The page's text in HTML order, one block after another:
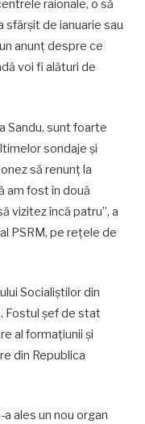
raionale, o să
sfârșit de ianuarie sau
anunț despre ce
voi fi alături de
Sandu, sunt foarte
sondaje și
să renunț la
am fost în două
vizitez încă patru”, a
PSRM, pe rețele de
Socialiștilor din
Fostul șef de stat
al formațiunii și
din Republica
ales un nou organ